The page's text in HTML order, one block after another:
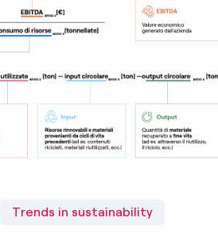
Trends in sustainability